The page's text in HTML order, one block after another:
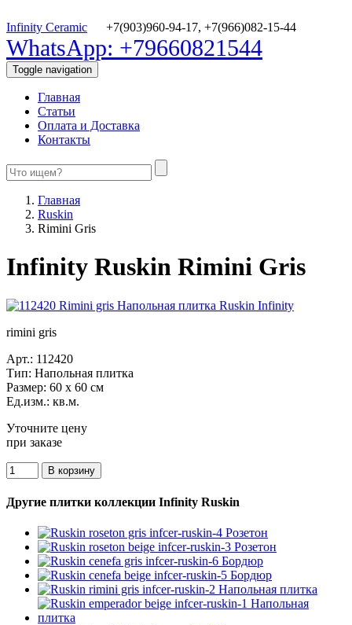
Infinity Ceramic +7(903)960-94-17, +7(966)082-15-44
WhatsApp: +79660821544
Toggle navigation
Главная
Статьи
Оплата и Доставка
Контакты
Главная
Ruskin
Rimini Gris
Infinity Ruskin Rimini Gris
rimini gris
Арт.: 112420
Тип: Напольная плитка
Размер: 60 x 60 см
Ед.изм.: кв.м.
Уточните цену
при заказе
Другие плитки коллекции Infinity Ruskin